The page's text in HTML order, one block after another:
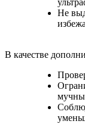
Не
В качестве